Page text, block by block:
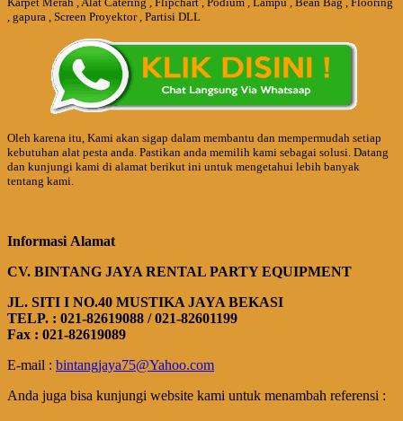
, gapura , Screen Proyektor , Partisi DLL
Oleh karena itu, Kami akan sigap dalam membantu dan mempermudah setiap
kebutuhan alat pesta anda. Pastikan anda memilih kami sebagai solusi. Datang
dan kunjungi kami di alamat berikut ini untuk mengetahui lebih banyak
tentang kami.
Informasi Alamat
CV. BINTANG JAYA RENTAL PARTY EQUIPMENT
JL. SITI I NO.40 MUSTIKA JAYA BEKASI
TELP. : 021-82619088 / 021-82601199
Fax : 021-82619089
E-mail : bintangjaya75@Yahoo.com
Anda juga bisa kunjungi website kami untuk menambah referensi :